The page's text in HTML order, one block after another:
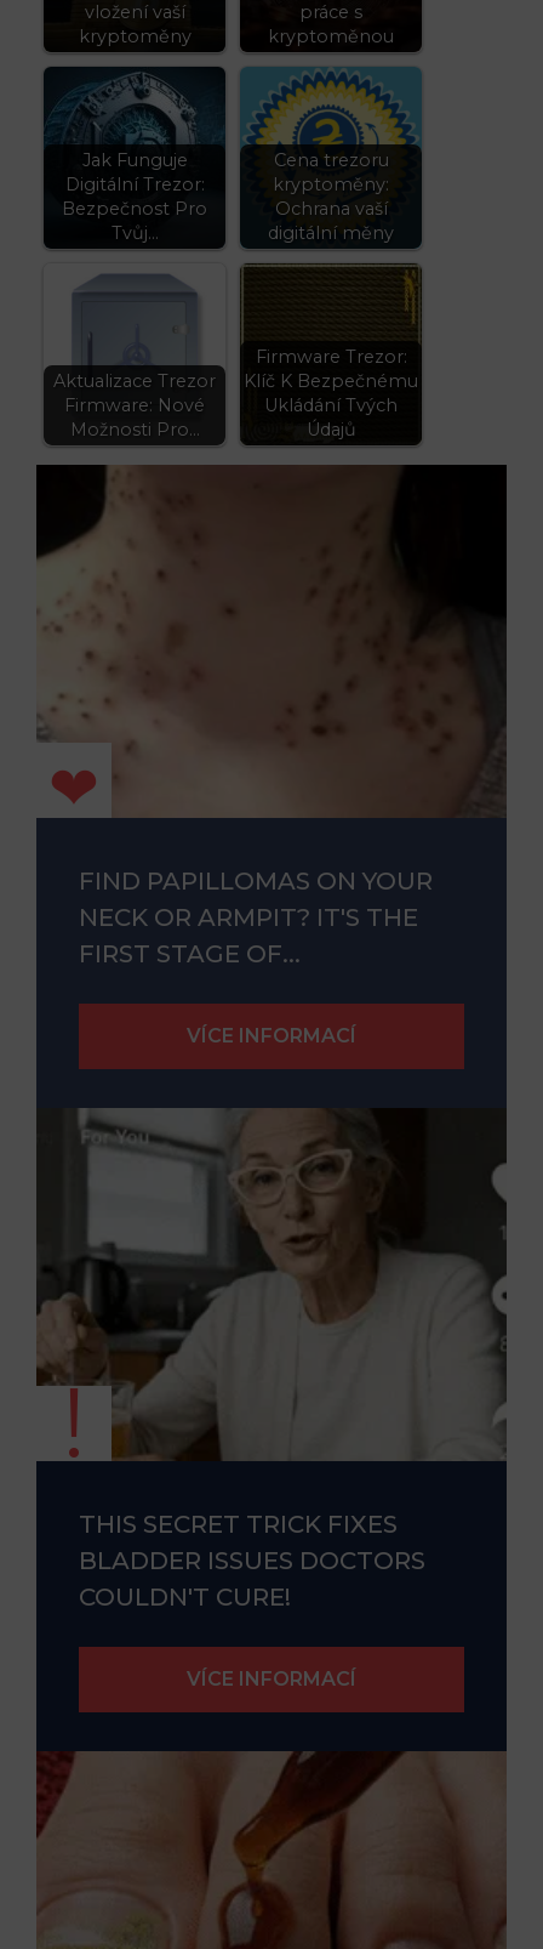
vložení vaší
kryptoměny
práce s
kryptoměnou
Jak Funguje
Digitální Trezor:
Bezpečnost Pro
Tvůj…
Cena trezoru
kryptoměny:
Ochrana vaší
digitální měny
Aktualizace Trezor
Firmware: Nové
Možnosti Pro…
Firmware Trezor:
Klíč K Bezpečnému
Ukládání Tvých
Údajů
FIND PAPILLOMAS ON YOUR
NECK OR ARMPIT? IT'S THE
FIRST STAGE OF...
THIS SECRET TRICK FIXES
BLADDER ISSUES DOCTORS
COULDN'T CURE!